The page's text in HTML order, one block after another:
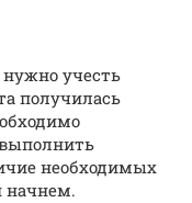
нужно учесть
получилась
необходимых
начнем.